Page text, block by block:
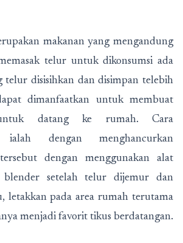
makanan yang mengandung
telur untuk dikonsumsi ada
telur disisihkan dan disimpan telebih
dimanfaatkan untuk membuat
datang ke rumah. Cara
ialah dengan menghancurkan
dengan menggunakan alat
blender setelah telur dijemur dan
letakkan pada area rumah terutama
menjadi favorit tikus berdatangan.